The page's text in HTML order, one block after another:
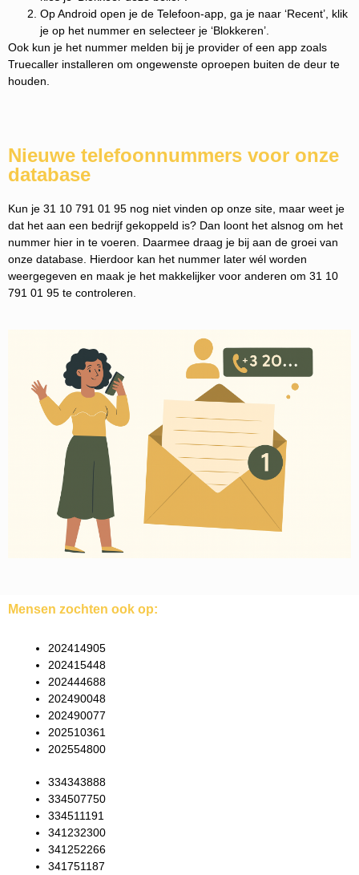
Op Android open je de Telefoon-app, ga je naar ‘Recent’, klik
je op het nummer en selecteer je ‘Blokkeren’.
Ook kun je het nummer melden bij je provider of een app zoals
Truecaller installeren om ongewenste oproepen buiten de deur te
houden.
Nieuwe telefoonnummers voor onze
database
Kun je 31 10 791 01 95 nog niet vinden op onze site, maar weet je
dat het aan een bedrijf gekoppeld is? Dan loont het alsnog om het
nummer hier in te voeren. Daarmee draag je bij aan de groei van
onze database. Hierdoor kan het nummer later wél worden
weergegeven en maak je het makkelijker voor anderen om 31 10
791 01 95 te controleren.
Mensen zochten ook op:
202414905
202415448
202444688
202490048
202490077
202510361
202554800
334343888
334507750
334511191
341232300
341252266
341751187